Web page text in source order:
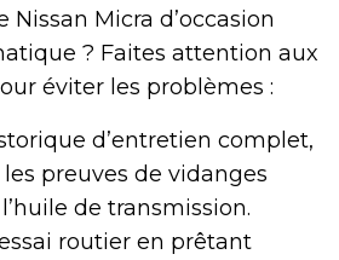
Nissan Micra d’occasion
? Faites attention aux
éviter les problèmes :
d’entretien complet,
preuves de vidanges
de transmission.
routier en prêtant